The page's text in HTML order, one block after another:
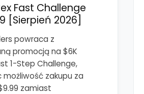
Fast Challenge
[Sierpień 2026]
powraca z
promocją na $6K
1-Step Challenge,
możliwość zakupu za
zamiast